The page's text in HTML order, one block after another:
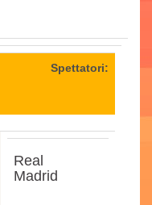
Spettatori:
Real
Madrid